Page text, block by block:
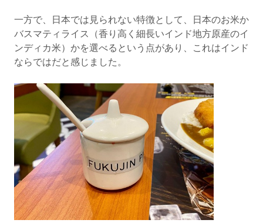
一方で、日本では見られない特徴として、日本のお米か
バスマティライス（香り高く細長いインド地方原産のイ
ンディカ米）かを選べるという点があり、これはインド
ならではだと感じました。